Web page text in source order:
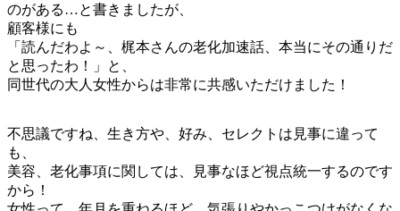
のがある…と書きましたが、
顧客様にも
「読んだわよ～、梶本さんの老化加速話、本当にその通りだ
と思ったわ！」と、
同世代の大人女性からは非常に共感いただけました！
不思議ですね、生き方や、好み、セレクトは見事に違って
も、
美容、老化事項に関しては、見事なほど視点統一するのです
から！